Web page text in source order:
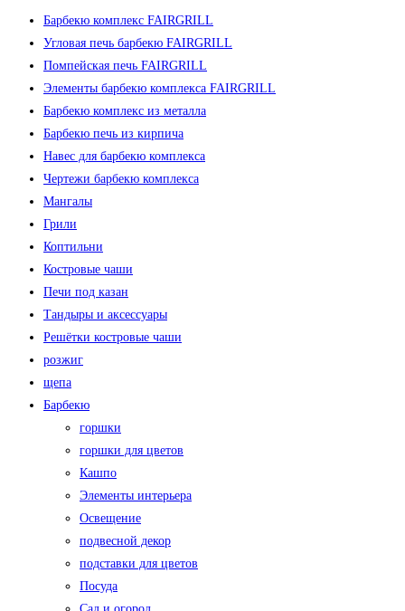
Барбекю комплекс FAIRGRILL
Угловая печь барбекю FAIRGRILL
Помпейская печь FAIRGRILL
Элементы барбекю комплекса FAIRGRILL
Барбекю комплекс из металла
Барбекю печь из кирпича
Навес для барбекю комплекса
Чертежи барбекю комплекса
Мангалы
Грили
Коптильни
Костровые чаши
Печи под казан
Тандыры и аксессуары
Решётки костровые чаши
розжиг
щепа
Барбекю
горшки
горшки для цветов
Кашпо
Элементы интерьера
Освещение
подвесной декор
подставки для цветов
Посуда